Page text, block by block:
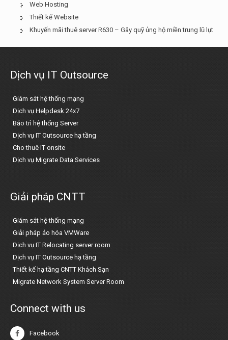
Web Hosting
Thiết kế Website
Khuyến mãi thuê server R630 – Gây quỹ ủng hộ miền trung lũ lụt
Dịch vụ IT Outsource
Giám sát hệ thống mạng
Dịch vụ Helpdesk 24x7
Bảo trì hệ thống Server
Dịch vụ IT Outsource hạ tầng
Cho thuê IT onsite
Dịch vụ Migrate Data Services
Giải pháp CNTT
Giám sát hệ thống mạng
Giải pháp ảo hóa VMWare
Dịch vụ IT Relocating server room
Dịch vụ IT Outsource hạ tầng
Thiết kế hạ tầng CNTT Khách Sạn
Migrate Network System Server Room
Connect with us
Facebook